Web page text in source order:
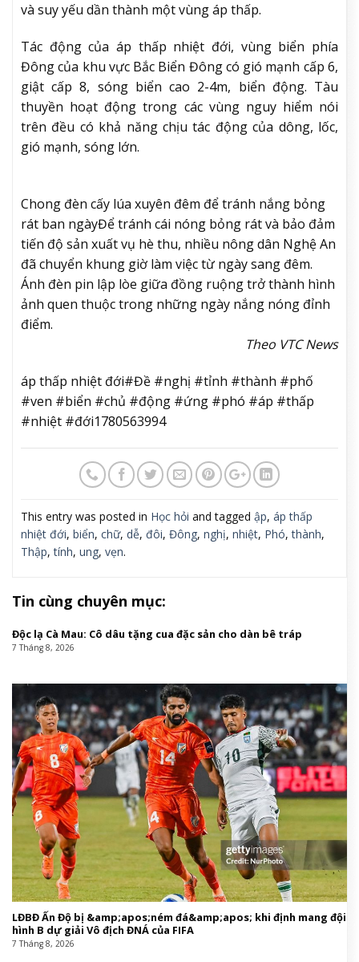
và suy yếu dần thành một vùng áp thấp.
Tác động của áp thấp nhiệt đới, vùng biển phía
Đông của khu vực Bắc Biển Đông có gió mạnh cấp 6,
giật cấp 8, sóng biển cao 2-4m, biển động. Tàu
thuyền hoạt động trong các vùng nguy hiểm nói
trên đều có khả năng chịu tác động của dông, lốc,
gió mạnh, sóng lớn.
Chong đèn cấy lúa xuyên đêm để tránh nắng bỏng
rát ban ngàyĐể tránh cái nóng bỏng rát và bảo đảm
tiến độ sản xuất vụ hè thu, nhiều nông dân Nghệ An
đã chuyển khung giờ làm việc từ ngày sang đêm.
Ánh đèn pin lập lòe giữa đồng ruộng trở thành hình
ảnh quen thuộc trong những ngày nắng nóng đỉnh
điểm.
Theo VTC News
áp thấp nhiệt đới#Đề #nghị #tỉnh #thành #phố
#ven #biển #chủ #động #ứng #phó #áp #thấp
#nhiệt #đới1780563994
This entry was posted in Học hỏi and tagged ập, áp thấp
nhiệt đới, biển, chữ, dễ, đôi, Đông, nghị, nhiệt, Phó,thành,
Thập,tính, ung, vẹn.
Tin cùng chuyên mục:
Độc lạ Cà Mau: Cô dâu tặng cua đặc sản cho dàn bê tráp
7 Tháng 8, 2026
LĐBĐ Ấn Độ bị &amp;apos;ném đá&amp;apos; khi định mang đội
hình B dự giải Vô địch ĐNÁ của FIFA
7 Tháng 8, 2026